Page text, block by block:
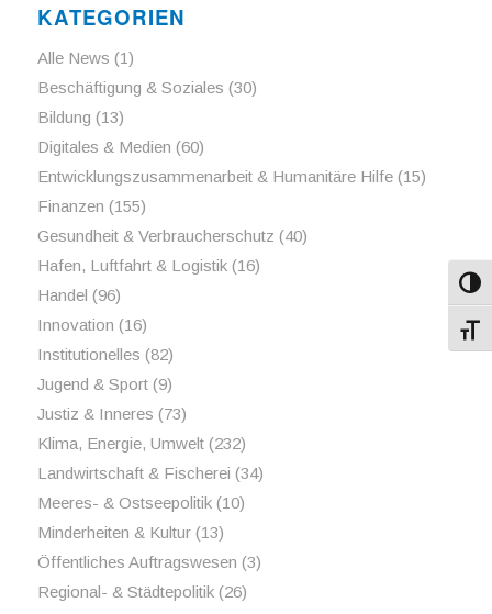
KATEGORIEN
Alle News (1)
Beschäftigung & Soziales (30)
Bildung (13)
Digitales & Medien (60)
Entwicklungszusammenarbeit & Humanitäre Hilfe(15)
Finanzen (155)
Gesundheit & Verbraucherschutz (40)
Hafen, Luftfahrt & Logistik(16)
Handel (96)
Innovation (16)
Institutionelles (82)
Jugend & Sport(9)
Justiz & Inneres (73)
Klima, Energie, Umwelt(232)
Landwirtschaft & Fischerei (34)
Meeres- & Ostseepolitik(10)
Minderheiten & Kultur(13)
Öffentliches Auftragswesen (3)
Regional- & Städtepolitik(26)